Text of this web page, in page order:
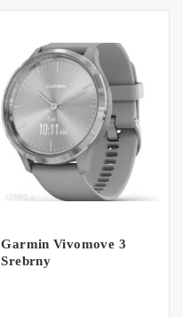
Garmin Vivomove 3
Srebrny